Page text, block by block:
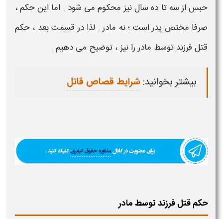
حبس از سه تا ده سال نیز محکوم می شود . اما اینحکم،
صرفا مختص پدراست ؛ نه مادر . لذا در قسمت بعد ، حکم
قتل فرزند توسط مادررا نیز ، توضیح می دهیم .
بیشتر بخوانید:شرایط قصاص قاتل
حکم قتل فرزند توسط مادر